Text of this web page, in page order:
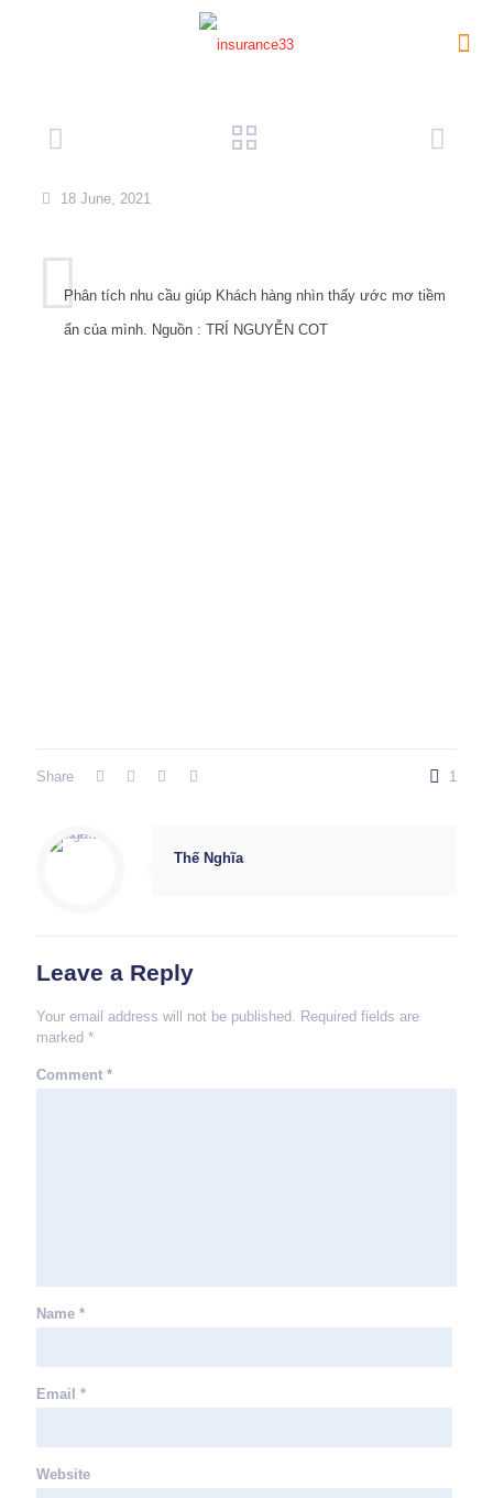
18 June, 2021
Phân tích nhu cầu giúp Khách hàng nhìn thấy ước mơ tiềm
ẩn của mình. Nguồn : TRÍ NGUYỄN COT
Share 1
Thế Nghĩa
Leave a Reply
Your email address will not be published. Required fields are
marked *
Comment *
Name *
Email *
Website